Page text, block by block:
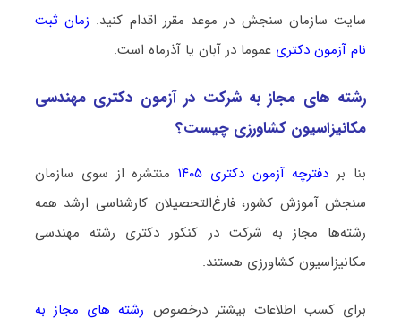
سایت سازمان سنجش در موعد مقرر اقدام کنید. زمان ثبت
نام آزمون دکتری عموما در آبان یا آذرماه است.
رشته­ های مجاز به شرکت در آزمون دکتری مهندسی
مکانیزاسیون کشاورزی چیست؟
بنا بر دفترچه آزمون دکتری ۱۴۰۵
منتشره از سوی سازمان
سنجش آموزش کشور، فارغ‌التحصیلان کارشناسی ارشد همه
رشته‌ها مجاز به شرکت در کنکور دکتری رشته مهندسی
مکانیزاسیون کشاورزی هستند.
برای کسب اطلاعات بیشتر درخصوص رشته های مجاز به